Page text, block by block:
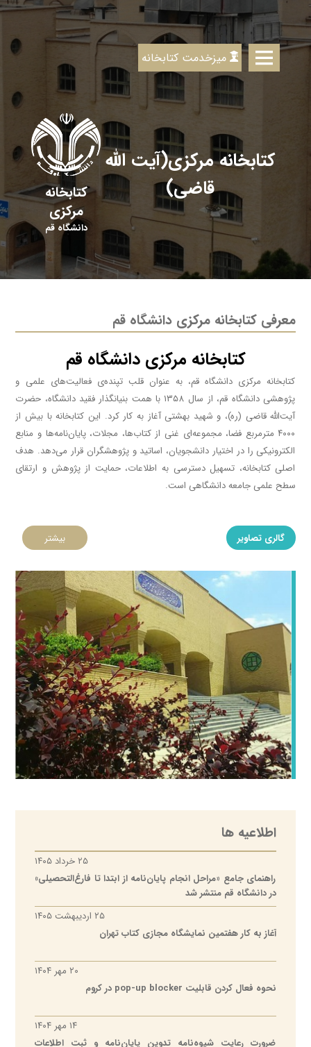
میزخدمت کتابخانه
کتابخانه مرکزی(آیت الله
قاضی)
کتابخانه
مرکزی
دانشگاه قم
معرفی کتابخانه مرکزی دانشگاه قم
کتابخانه مرکزی دانشگاه قم
کتابخانه مرکزی دانشگاه قم، به عنوان قلب تپنده‌ی فعالیت‌های علمی و
پژوهشی دانشگاه قم، از سال ۱۳۵۸ با همت بنیانگذار فقید دانشگاه، حضرت
آیت‌الله قاضی (ره)، و شهید بهشتی آغاز به کار کرد. این کتابخانه با بیش از
۴۰۰۰ مترمربع فضا، مجموعه‌ای غنی از کتاب‌ها، مجلات، پایان‌نامه‌ها و منابع
الکترونیکی را در اختیار دانشجویان، اساتید و پژوهشگران قرار می‌دهد. هدف
اصلی کتابخانه، تسهیل دسترسی به اطلاعات، حمایت از پژوهش و ارتقای
سطح علمی جامعه دانشگاهی است.
گالری تصاویر بیشتر
اطلاعیه ها
۲۵ خرداد ۱۴۰۵
راهنمای جامع «مراحل انجام پایان‌نامه از ابتدا تا فارغ‌التحصیلی»
در دانشگاه قم منتشر شد
۲۵ اردیبهشت ۱۴۰۵
آغاز به کار هفتمین نمایشگاه مجازی کتاب تهران
۲۰ مهر ۱۴۰۴
نحوه فعال کردن قابلیت pop-up blocker در کروم
۱۴ مهر ۱۴۰۴
ضرورت رعایت شیوه‌نامه تدوین پایان‌نامه و ثبت اطلاعات